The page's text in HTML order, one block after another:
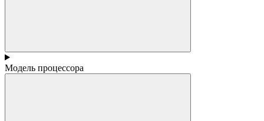
Модель процессора